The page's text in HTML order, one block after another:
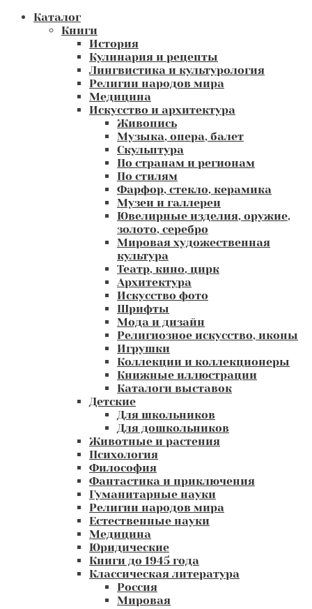
Каталог
Книги
История
Кулинария и рецепты
Лингвистика и культурология
Религии народов мира
Медицина
Искусство и архитектура
Живопись
Музыка, опера, балет
Скульптура
По странам и регионам
По стилям
Фарфор, стекло, керамика
Музеи и галлереи
Ювелирные изделия, оружие,
золото, серебро
Мировая художественная
культура
Театр, кино, цирк
Архитектура
Искусство фото
Шрифты
Мода и дизайн
Религиозное искусство, иконы
Игрушки
Коллекции и коллекционеры
Книжные иллюстрации
Каталоги выставок
Детские
Для школьников
Для дошкольников
Животные и растения
Психология
Философия
Фантастика и приключения
Гуманитарные науки
Религии народов мира
Естественные науки
Медицина
Юридические
Книги до 1945 года
Классическая литература
Россия
Мировая